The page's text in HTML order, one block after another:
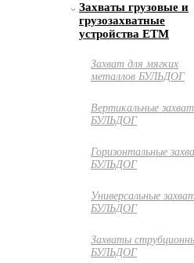
Захваты грузовые и
грузозахватные
устройства ETM
Захват для мягких
металлов БУЛЬДОГ
Вертикальные
БУЛЬДОГ
Горизонтальные
БУЛЬДОГ
Универсальные
БУЛЬДОГ
Захваты
БУЛЬДОГ